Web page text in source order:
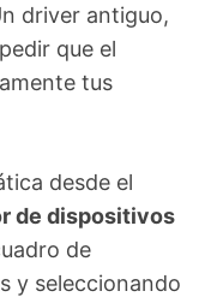
driver antiguo,
que el
tus
desde el
de dispositivos
de
y seleccionando